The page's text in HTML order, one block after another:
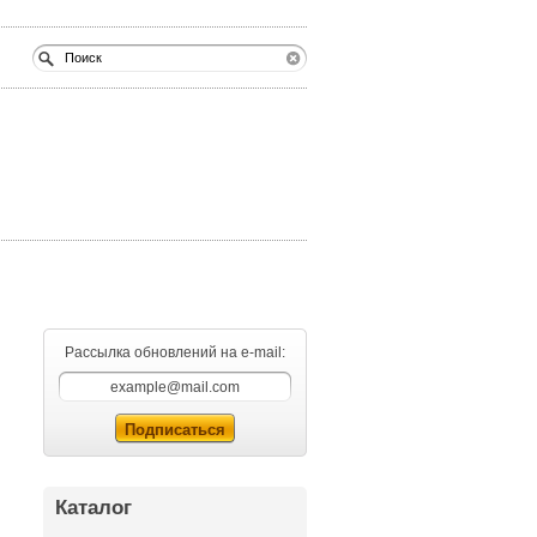
Рассылка обновлений на e-mail:
Каталог